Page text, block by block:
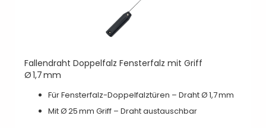
Fallendraht Doppelfalz Fensterfalz mit Griff
Ø 1,7 mm
Für Fensterfalz-Doppelfalztüren – Draht Ø 1,7 mm
Mit Ø 25 mm Griff – Draht austauschbar